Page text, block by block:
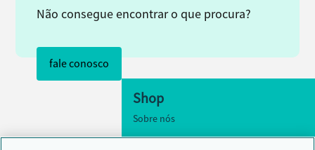
Não consegue encontrar o que procura?
fale conosco
Shop
Sobre nós